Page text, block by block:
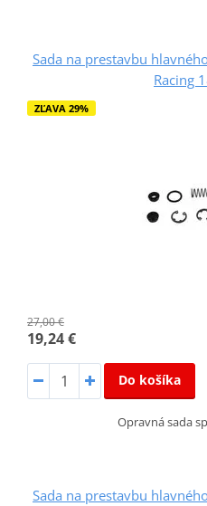
Sada na prestavbu
Racing
ZĽAVA 29%
27,00 €
19,24 €
Do košíka
Opravná sada
Sada na prestavbu